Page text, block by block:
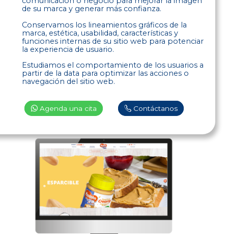
de su marca y generar más confianza.
Conservamos los lineamientos gráficos de la
marca, estética, usabilidad, características y
funciones internas de su sitio web para potenciar
la experiencia de usuario.
Estudiamos el comportamiento de los usuarios a
partir de la data para optimizar las acciones o
navegación del sitio web.
Agenda una cita Contáctanos